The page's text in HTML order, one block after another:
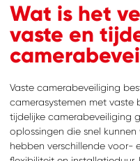
Wat is het
vaste en
Vaste camerabeveiliging
camerasystemen met vaste
tijdelijke camerabeveiliging
oplossingen die snel
hebben verschillende voor-